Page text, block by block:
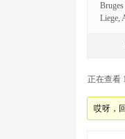
Liege,
正在查看
哎呀，